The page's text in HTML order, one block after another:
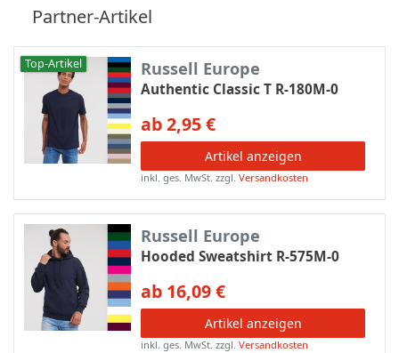
Partner-Artikel
Top-Artikel Russell Europe
Authentic Classic T R-180M-0
ab 2,95 €
Artikel anzeigen
inkl. ges. MwSt. zzgl.Versandkosten
Russell Europe
Hooded Sweatshirt R-575M-0
ab 16,09 €
Artikel anzeigen
inkl. ges. MwSt. zzgl.Versandkosten